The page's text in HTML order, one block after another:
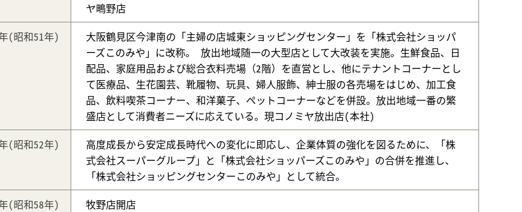
ヤ鴫野店
(昭和51年)
大阪鶴見区今津南の「主婦の店城東ショッピングセンター」を「株式会社ショッパ
ーズこのみや」に改称。 放出地域随一の大型店として大改装を実施。生鮮食品、日
配品、家庭用品および総合衣料売場（2階）を直営とし、他にテナントコーナーとし
て医療品、生花園芸、靴履物、玩具、婦人服飾、紳士服の各売場をはじめ、加工食
品、飲料喫茶コーナー、和洋菓子、ペットコーナーなどを併設。放出地域一番の繁
盛店として消費者ニーズに応えている。現コノミヤ放出店(本社)
(昭和52年)
高度成長から安定成長時代への変化に即応し、企業体質の強化を図るために、「株
式会社スーパーグループ」と「株式会社ショッパーズこのみや」の合併を推進し、
「株式会社ショッピングセンターこのみや」として統合。
(昭和58年)
牧野店開店